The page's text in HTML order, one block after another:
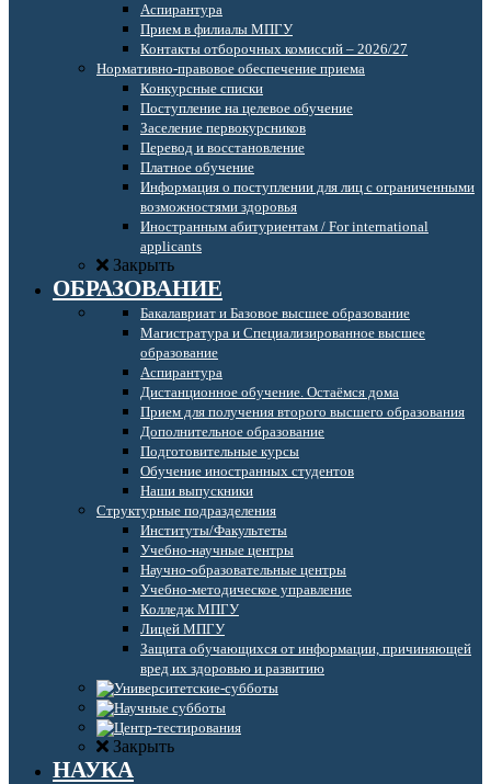
Аспирантура
Прием в филиалы МПГУ
Контакты отборочных комиссий – 2026/27
Нормативно-правовое обеспечение приема
Конкурсные списки
Поступление на целевое обучение
Заселение первокурсников
Перевод и восстановление
Платное обучение
Информация о поступлении для лиц с ограниченными
возможностями здоровья
Иностранным абитуриентам / For international
applicants
Закрыть
ОБРАЗОВАНИЕ
Бакалавриат и Базовое высшее образование
Магистратура и Специализированное высшее
образование
Аспирантура
Дистанционное обучение. Остаёмся дома
Прием для получения второго высшего образования
Дополнительное образование
Подготовительные курсы
Обучение иностранных студентов
Наши выпускники
Структурные подразделения
Институты/Факультеты
Учебно-научные центры
Научно-образовательные центры
Учебно-методическое управление
Колледж МПГУ
Лицей МПГУ
Защита обучающихся от информации, причиняющей
вред их здоровью и развитию
Закрыть
НАУКА